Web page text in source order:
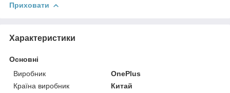
Приховати
Характеристики
Основні
Виробник
OnePlus
Країна виробник
Китай